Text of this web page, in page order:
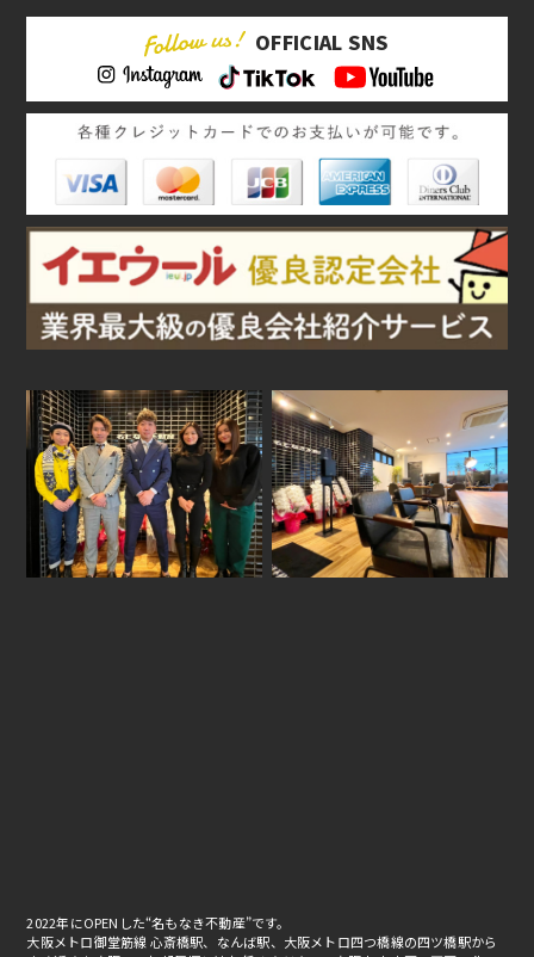
OFFICIAL SNS
2022年にOPENした“名もなき不動産”です。
大阪メトロ御堂筋線 心斎橋駅、なんば駅、大阪メトロ四つ橋線の四ツ橋駅から